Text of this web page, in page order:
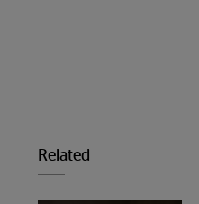
Related